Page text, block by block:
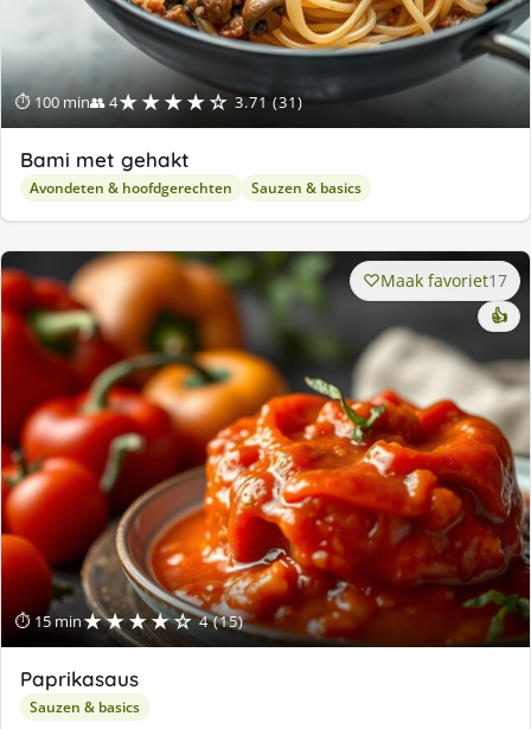
⏱ 100 min👥 4★★★★☆ 3.71 (31)
Bami met gehakt
Avondeten & hoofdgerechten Sauzen & basics
⏱ 15 min★★★★☆ 4 (15)
Maak favoriet17
👍
Paprikasaus
Sauzen & basics